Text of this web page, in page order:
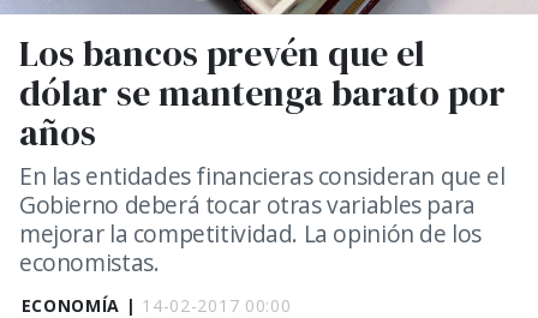
ECONOMÍA | 14-02-2017 00:00
Los bancos prevén que el
dólar se mantenga barato por
años
En las entidades financieras consideran que el
Gobierno deberá tocar otras variables para
mejorar la competitividad. La opinión de los
economistas.